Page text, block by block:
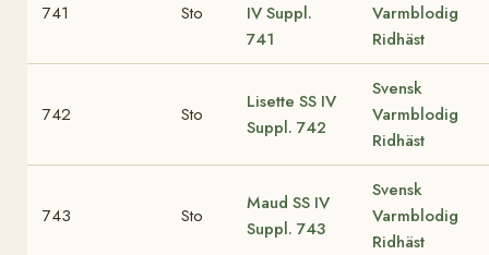
741 Sto
IV Suppl.
741
Varmblodig
Ridhäst
742 Sto
Lisette SS IV
Suppl. 742
Svensk
Varmblodig
Ridhäst
743 Sto
Maud SS IV
Suppl. 743
Svensk
Varmblodig
Ridhäst